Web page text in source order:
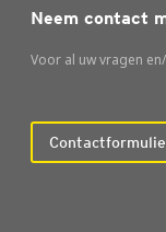
Neem contact
Voor al uw vragen